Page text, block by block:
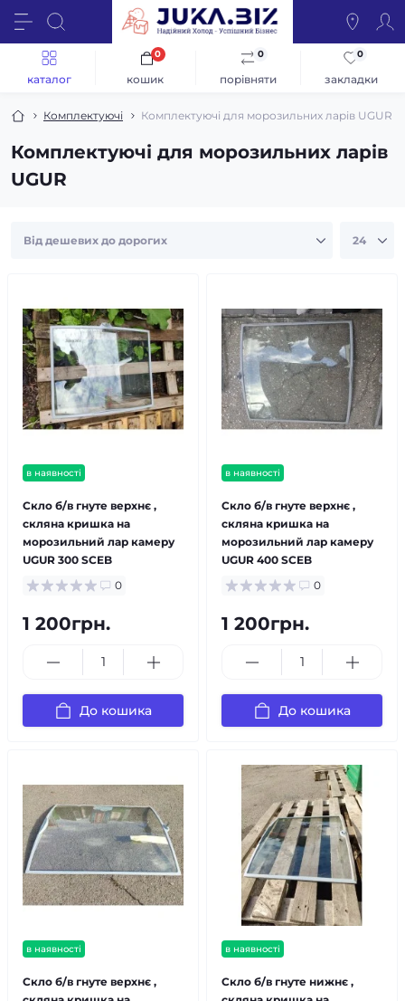
каталог порівняти
0
закладки
0
кошик
0
Комплектуючі Комплектуючі для морозильних ларів UGUR
Комплектуючі для морозильних ларів
UGUR
в наявності
Скло б/в гнуте верхнє ,
скляна кришка на
морозильний лар камеру
UGUR 300 SCEB
0
1 200грн.
До кошика
в наявності
Скло б/в гнуте верхнє ,
скляна кришка на
морозильний лар камеру
UGUR 400 SCEB
0
1 200грн.
До кошика
в наявності
Скло б/в гнуте верхнє ,
в наявності
Скло б/в гнуте нижнє ,